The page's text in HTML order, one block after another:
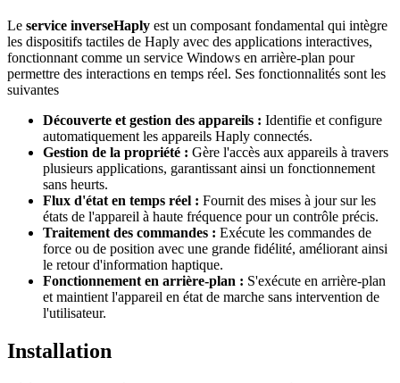
Le service inverseHaply est un composant fondamental qui intègre
les dispositifs tactiles de Haply avec des applications interactives,
fonctionnant comme un service Windows en arrière-plan pour
permettre des interactions en temps réel. Ses fonctionnalités sont les
suivantes
Découverte et gestion des appareils : Identifie et configure
automatiquement les appareils Haply connectés.
Gestion de la propriété : Gère l'accès aux appareils à travers
plusieurs applications, garantissant ainsi un fonctionnement
sans heurts.
Flux d'état en temps réel : Fournit des mises à jour sur les
états de l'appareil à haute fréquence pour un contrôle précis.
Traitement des commandes : Exécute les commandes de
force ou de position avec une grande fidélité, améliorant ainsi
le retour d'information haptique.
Fonctionnement en arrière-plan : S'exécute en arrière-plan
et maintient l'appareil en état de marche sans intervention de
l'utilisateur.
Installation